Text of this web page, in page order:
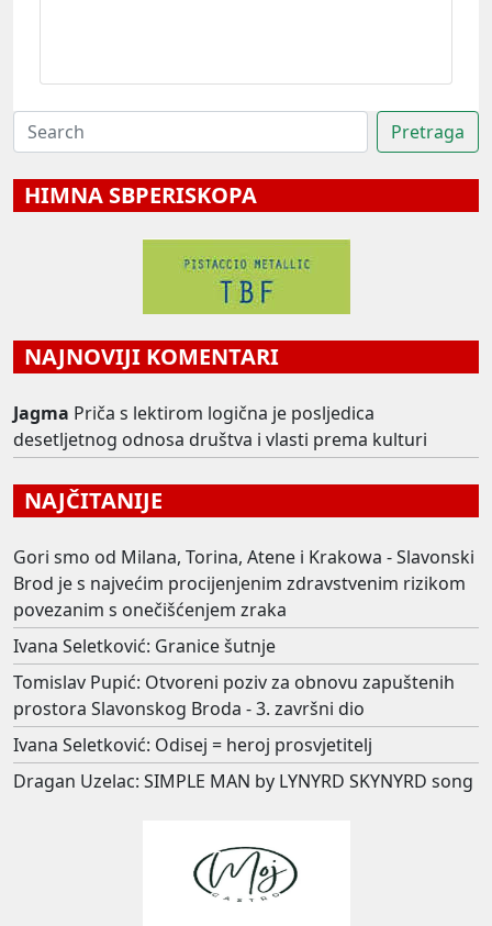
HIMNA SBPERISKOPA
NAJNOVIJI KOMENTARI
Jagma Priča s lektirom logična je posljedica
desetljetnog odnosa društva i vlasti prema kulturi
NAJČITANIJE
Gori smo od Milana, Torina, Atene i Krakowa - Slavonski
Brod je s najvećim procijenjenim zdravstvenim rizikom
povezanim s onečišćenjem zraka
Ivana Seletković: Granice šutnje
Tomislav Pupić: Otvoreni poziv za obnovu zapuštenih
prostora Slavonskog Broda - 3. završni dio
Ivana Seletković: Odisej = heroj prosvjetitelj
Dragan Uzelac: SIMPLE MAN by LYNYRD SKYNYRD song